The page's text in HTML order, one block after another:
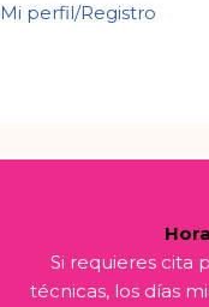
Mi perfil/Registro
Si requieres cita
técnicas, los días